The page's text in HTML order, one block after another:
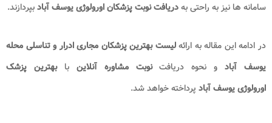
سامانه ها نیز به راحتی بهدریافت نوبت پزشکان اورولوژی یوسف آبادبپردازند.
در ادامه این مقاله به ارائهلیست بهترین پزشکان مجاری ادرار و تناسلی محله
یوسف آباد و نحوه دریافتنوبت مشاوره آنلاین بابهترین پزشک
اورولوژی یوسف آباد پرداخته خواهد شد.